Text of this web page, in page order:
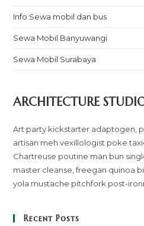
Info Sewa mobil dan bus
Sewa Mobil Banyuwangi
Sewa Mobil Surabaya
ARCHITECTURE
Art party kickstarter adaptogen,
artisan meh vexillologist poke
Chartreuse poutine man bun
master cleanse, freegan quinoa
yola mustache pitchfork post-
Recent Posts